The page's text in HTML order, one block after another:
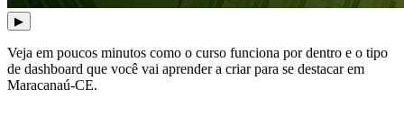
▶
Veja em poucos minutos como o curso funciona por dentro e o tipo
de dashboard que você vai aprender a criar para se destacar em
Maracanaú-CE.